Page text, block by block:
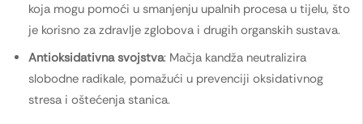
koja mogu pomoći u smanjenju upalnih procesa u tijelu, što
je korisno za zdravlje zglobova i drugih organskih sustava.
Antioksidativna svojstva: Mačja kandža neutralizira
slobodne radikale, pomažući u prevenciji oksidativnog
stresa i oštećenja stanica.